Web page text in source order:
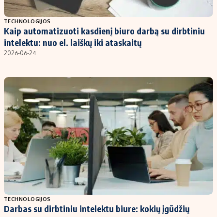
Populiarios temos
Investavimas
Akcijų rinka
Infliacija
Migracija
Titulinis
Nedarbo išmokos skaičiuoklė
Būsto finansai
Įdomios naujienos
Redakcija
Apie mus
Redakcijos politika
Privatumo politika
Turinio žymėjimo taisyklės
TECHNOLOGIJOS
Kaip automatizuoti kasdienį biuro darbą su dirbtiniu
intelektu: nuo el. laiškų iki ataskaitų
2026-06-24
TECHNOLOGIJOS
Darbas su dirbtiniu intelektu biure: kokių įgūdžių